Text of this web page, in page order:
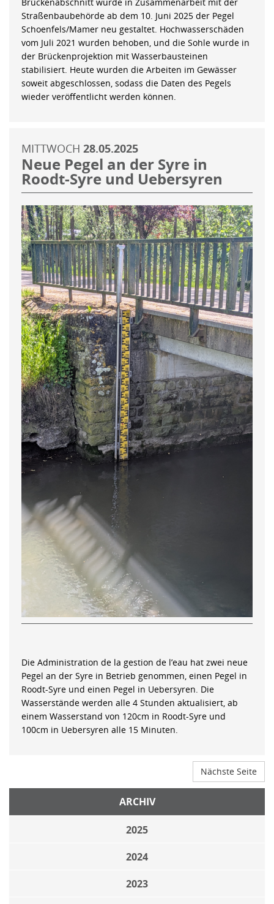
Straßenbaubehörde ab dem 10. Juni 2025 der Pegel
Schoenfels/Mamer neu gestaltet. Hochwasserschäden
vom Juli 2021 wurden behoben, und die Sohle wurde in
der Brückenprojektion mit Wasserbausteinen
stabilisiert. Heute wurden die Arbeiten im Gewässer
soweit abgeschlossen, sodass die Daten des Pegels
wieder veröffentlicht werden können.
MITTWOCH 28.05.2025
Neue Pegel an der Syre in
Roodt-Syre und Uebersyren
Die Administration de la gestion de l’eau hat zwei neue
Pegel an der Syre in Betrieb genommen, einen Pegel in
Roodt-Syre und einen Pegel in Uebersyren. Die
Wasserstände werden alle 4 Stunden aktualisiert, ab
einem Wasserstand von 120cm in Roodt-Syre und
100cm in Uebersyren alle 15 Minuten.
Nächste Seite
ARCHIV
2025
2024
2023